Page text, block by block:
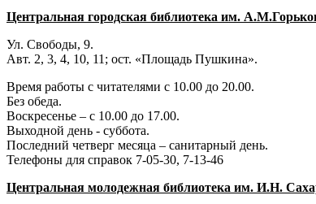
Центральная городская библиотека им.
Ул. Свободы, 9.
Авт. 2, 3, 4, 10, 11; ост. «Площадь Пушкина».
Время работы с читателями с 10.00 до 20.00.
Без обеда.
Воскресенье – с 10.00 до 17.00.
Выходной день - суббота.
Последний четверг месяца – санитарный день.
Телефоны для справок 7-05-30, 7-13-46
Центральная молодежная библиотека им. И.Н.